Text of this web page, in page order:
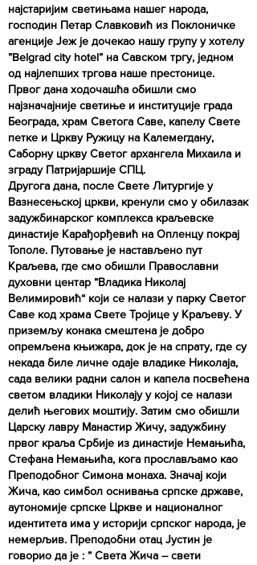
најстаријим светињама нашег народа,
господин Петар Славковић из Поклоничке
агенције Јеж је дочекао нашу групу у хотелу
”Belgrad city hotel” на Савском тргу, једном
од најлепших тргова наше престонице.
Првог дана ходочашћа обишли смо
најзначајније светиње и институције града
Београда, храм Светога Саве, капелу Свете
петке и Цркву Ружицу на Калемегдану,
Саборну цркву Светог архангела Михаила и
зграду Патријаршије СПЦ.
Другога дана, после Свете Литургије у
Вазнесењској цркви, кренули смо у обилазак
задужбинарског комплекса краљевске
династије Карађорђевић на Опленцу покрај
Тополе. Путовање је настављено пут
Краљева, где смо обишли Православни
духовни центар ”Владика Николај
Велимировић“ који се налази у парку Светог
Саве код храма Свете Тројице у Краљеву. У
приземљу конака смештена је добро
опремљена књижара, док је на спрату, где су
некада биле личне одаје владике Николаја,
сада велики радни салон и капела посвећена
светом владики Николају у којој се налази
делић његових моштију. Затим смо обишли
Царску лавру Манастир Жичу, задужбину
првог краља Србије из династије Немањића,
Стефана Немањића, кога прослављамо као
Преподобног Симона монаха. Значај који
Жича, као симбол оснивања српске државе,
аутономије српске Цркве и националног
идентитета има у историји српског народа, је
немерљив. Преподобни отац Јустин је
говорио да је : ” Света Жича – свети